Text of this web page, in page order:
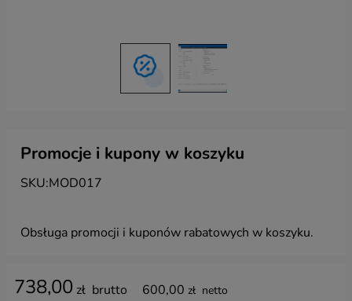
Promocje i kupony w koszyku
SKU:MOD017
Obsługa promocji i kuponów rabatowych w koszyku.
738,00 zł brutto 600,00 zł netto